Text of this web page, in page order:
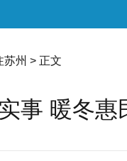
苏州 > 正文
事 暖冬惠